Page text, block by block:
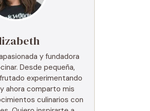
y fundadora
Desde pequeña,
experimentando
ahora comparto mis
culinarios con